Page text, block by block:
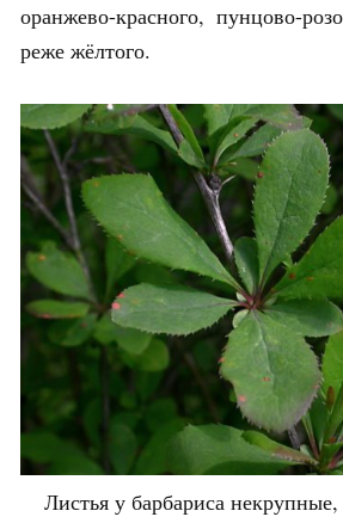
оранжево-красного, пунцово-
реже жёлтого.
Листья у барбариса